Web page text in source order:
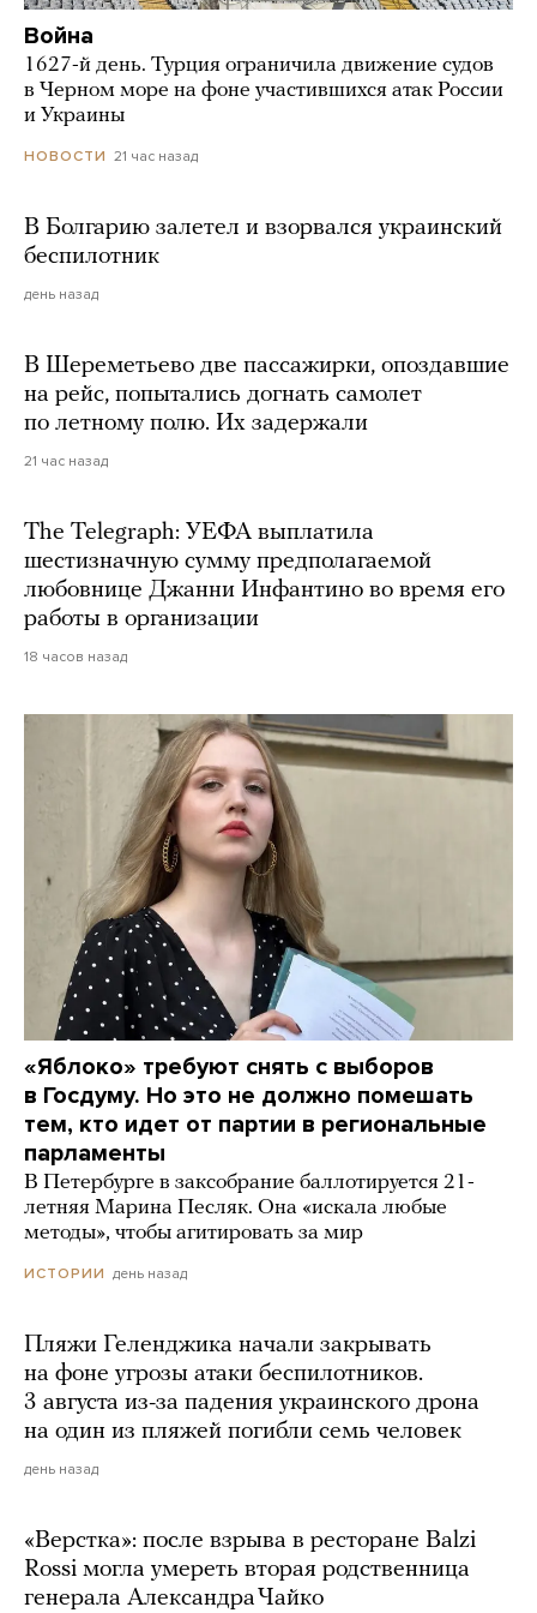
Война
1627-й день. Турция ограничила движение судов
в Черном море на фоне участившихся атак России
и Украины
НОВОСТИ 21 час назад
В Болгарию залетел и взорвался украинский
беспилотник
день назад
В Шереметьево две пассажирки, опоздавшие
на рейс, попытались догнать самолет
по летному полю. Их задержали
21 час назад
The Telegraph: УЕФА выплатила
шестизначную сумму предполагаемой
любовнице Джанни Инфантино во время его
работы в организации
18 часов назад
«Яблоко» требуют снять с выборов
в Госдуму. Но это не должно помешать
тем, кто идет от партии в региональные
парламенты
В Петербурге в заксобрание баллотируется 21-
летняя Марина Песляк. Она «искала любые
методы», чтобы агитировать за мир
ИСТОРИИ день назад
Пляжи Геленджика начали закрывать
на фоне угрозы атаки беспилотников.
3 августа из-за падения украинского дрона
на один из пляжей погибли семь человек
день назад
«Верстка»: после взрыва в ресторане Balzi
Rossi могла умереть вторая родственница
генерала Александра Чайко